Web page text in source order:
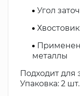
Угол
металлы
Подходит для
Упаковка: 2 шт.